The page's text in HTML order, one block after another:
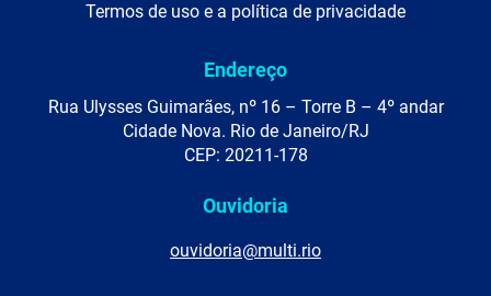
Termos de uso e a política de privacidade
Endereço
Rua Ulysses Guimarães, nº 16 – Torre B – 4º andar
Cidade Nova. Rio de Janeiro/RJ
CEP: 20211-178
Ouvidoria
ouvidoria@multi.rio